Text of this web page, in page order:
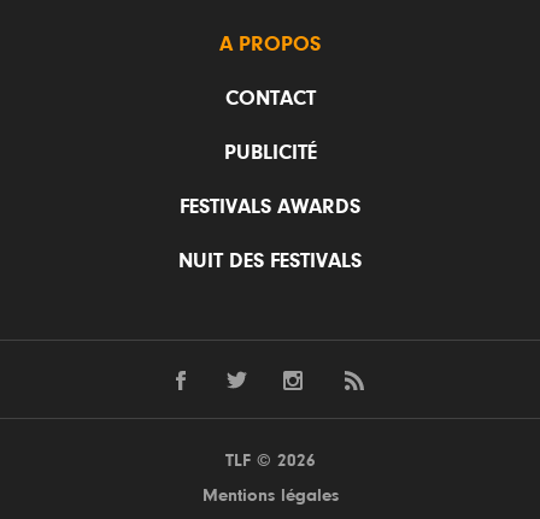
A PROPOS
CONTACT
PUBLICITÉ
FESTIVALS AWARDS
NUIT DES FESTIVALS
TLF © 2026
Mentions légales